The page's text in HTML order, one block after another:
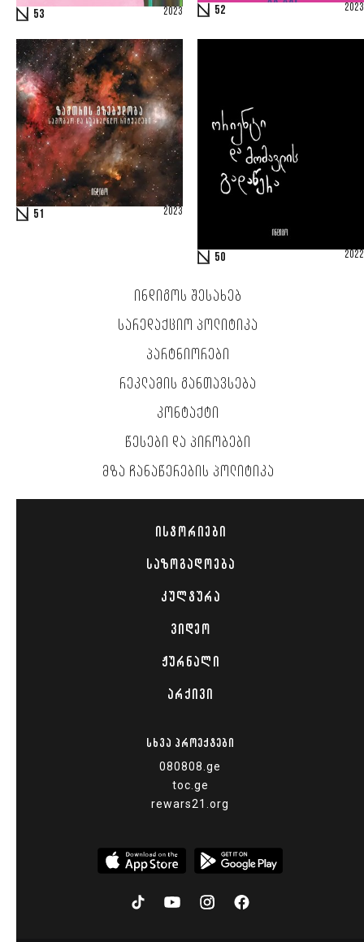
53 2023 52 2023
51 2023
50 2022
ᲘᲜᲓᲘᲒᲝᲡ ᲨᲔᲡᲐᲮᲔᲑ
ᲡᲐᲠᲔᲓᲐᲥᲪᲘᲝ ᲞᲝᲚᲘᲢᲘᲙᲐ
ᲞᲐᲠᲢᲜᲘᲝᲠᲔᲑᲘ
ᲠᲔᲙᲚᲐᲛᲘᲡ ᲒᲐᲜᲗᲐᲕᲡᲔᲑᲐ
ᲙᲝᲜᲢᲐᲥᲢᲘ
ᲬᲔᲡᲔᲑᲘ ᲓᲐ ᲞᲘᲠᲝᲑᲔᲑᲘ
ᲛᲖᲐ ᲩᲐᲜᲐᲬᲔᲠᲔᲑᲘᲡ ᲞᲝᲚᲘᲢᲘᲙᲐ
ᲘᲡᲢᲝᲠᲘᲔᲑᲘ
ᲡᲐᲖᲝᲒᲐᲓᲝᲔᲑᲐ
ᲙᲣᲚᲢᲣᲠᲐ
ᲕᲘᲓᲔᲝ
ᲟᲣᲠᲜᲐᲚᲘ
ᲐᲠᲥᲘᲕᲘ
ᲡᲮᲕᲐ ᲞᲠᲝᲔᲥᲢᲔᲑᲘ
080808.ge
toc.ge
rewars21.org